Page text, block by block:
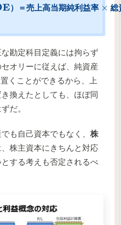
E） ＝売 上高当期純利益率 × 総
勘定科目定義には拘らず
オリーに従えば、純資産
くことができるから、上
換えたとしても、ほぼ同
だ。
も自己資本でもなく、株
株主資本にきちんと対応
する考えも否定されるべ